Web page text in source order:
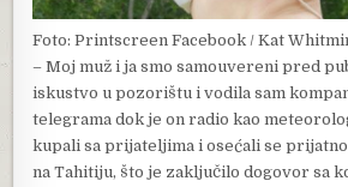
Foto: Printscreen Facebook / Kat
– Moj muž i ja smo samouvereni pred
iskustvo u pozorištu i vodila sam
telegrama dok je on radio kao
kupali sa prijateljima i osećali se
na Tahitiju, što je zaključilo dogovor sa